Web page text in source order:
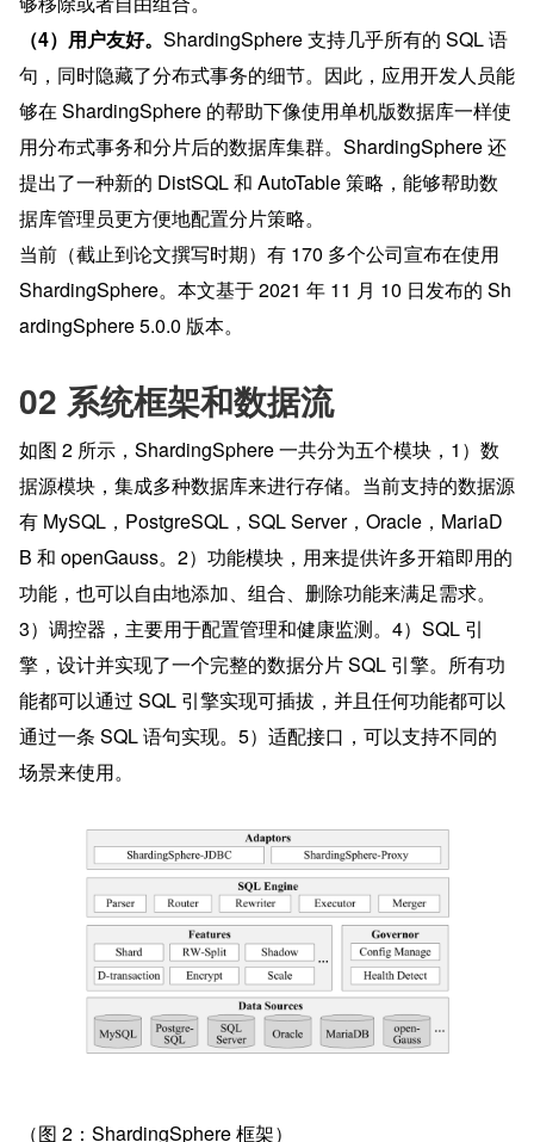
（4）用户友好。 ShardingSphere 支持几乎所有的 SQL 语
句，同时隐藏了分布式事务的细节。因此，应用开发人员能
够在 ShardingSphere 的帮助下像使用单机版数据库一样使
用分布式事务和分片后的数据库集群。ShardingSphere 还
提出了一种新的 DistSQL 和 AutoTable 策略，能够帮助数
据库管理员更方便地配置分片策略。
当前（截止到论文撰写时期）有 170 多个公司宣布在使用
ShardingSphere。本文基于 2021 年 11 月 10 日发布的 Sh
ardingSphere 5.0.0 版本。
02 系统框架和数据流
如图 2 所示，ShardingSphere 一共分为五个模块，1）数
据源模块，集成多种数据库来进行存储。当前支持的数据源
有 MySQL，PostgreSQL，SQL Server，Oracle，MariaD
B 和 openGauss。2）功能模块，用来提供许多开箱即用的
功能，也可以自由地添加、组合、删除功能来满足需求。
3）调控器，主要用于配置管理和健康监测。4）SQL 引
擎，设计并实现了一个完整的数据分片 SQL 引擎。所有功
能都可以通过 SQL 引擎实现可插拔，并且任何功能都可以
通过一条 SQL 语句实现。5）适配接口，可以支持不同的
场景来使用。
（图 2：ShardingSphere 框架）